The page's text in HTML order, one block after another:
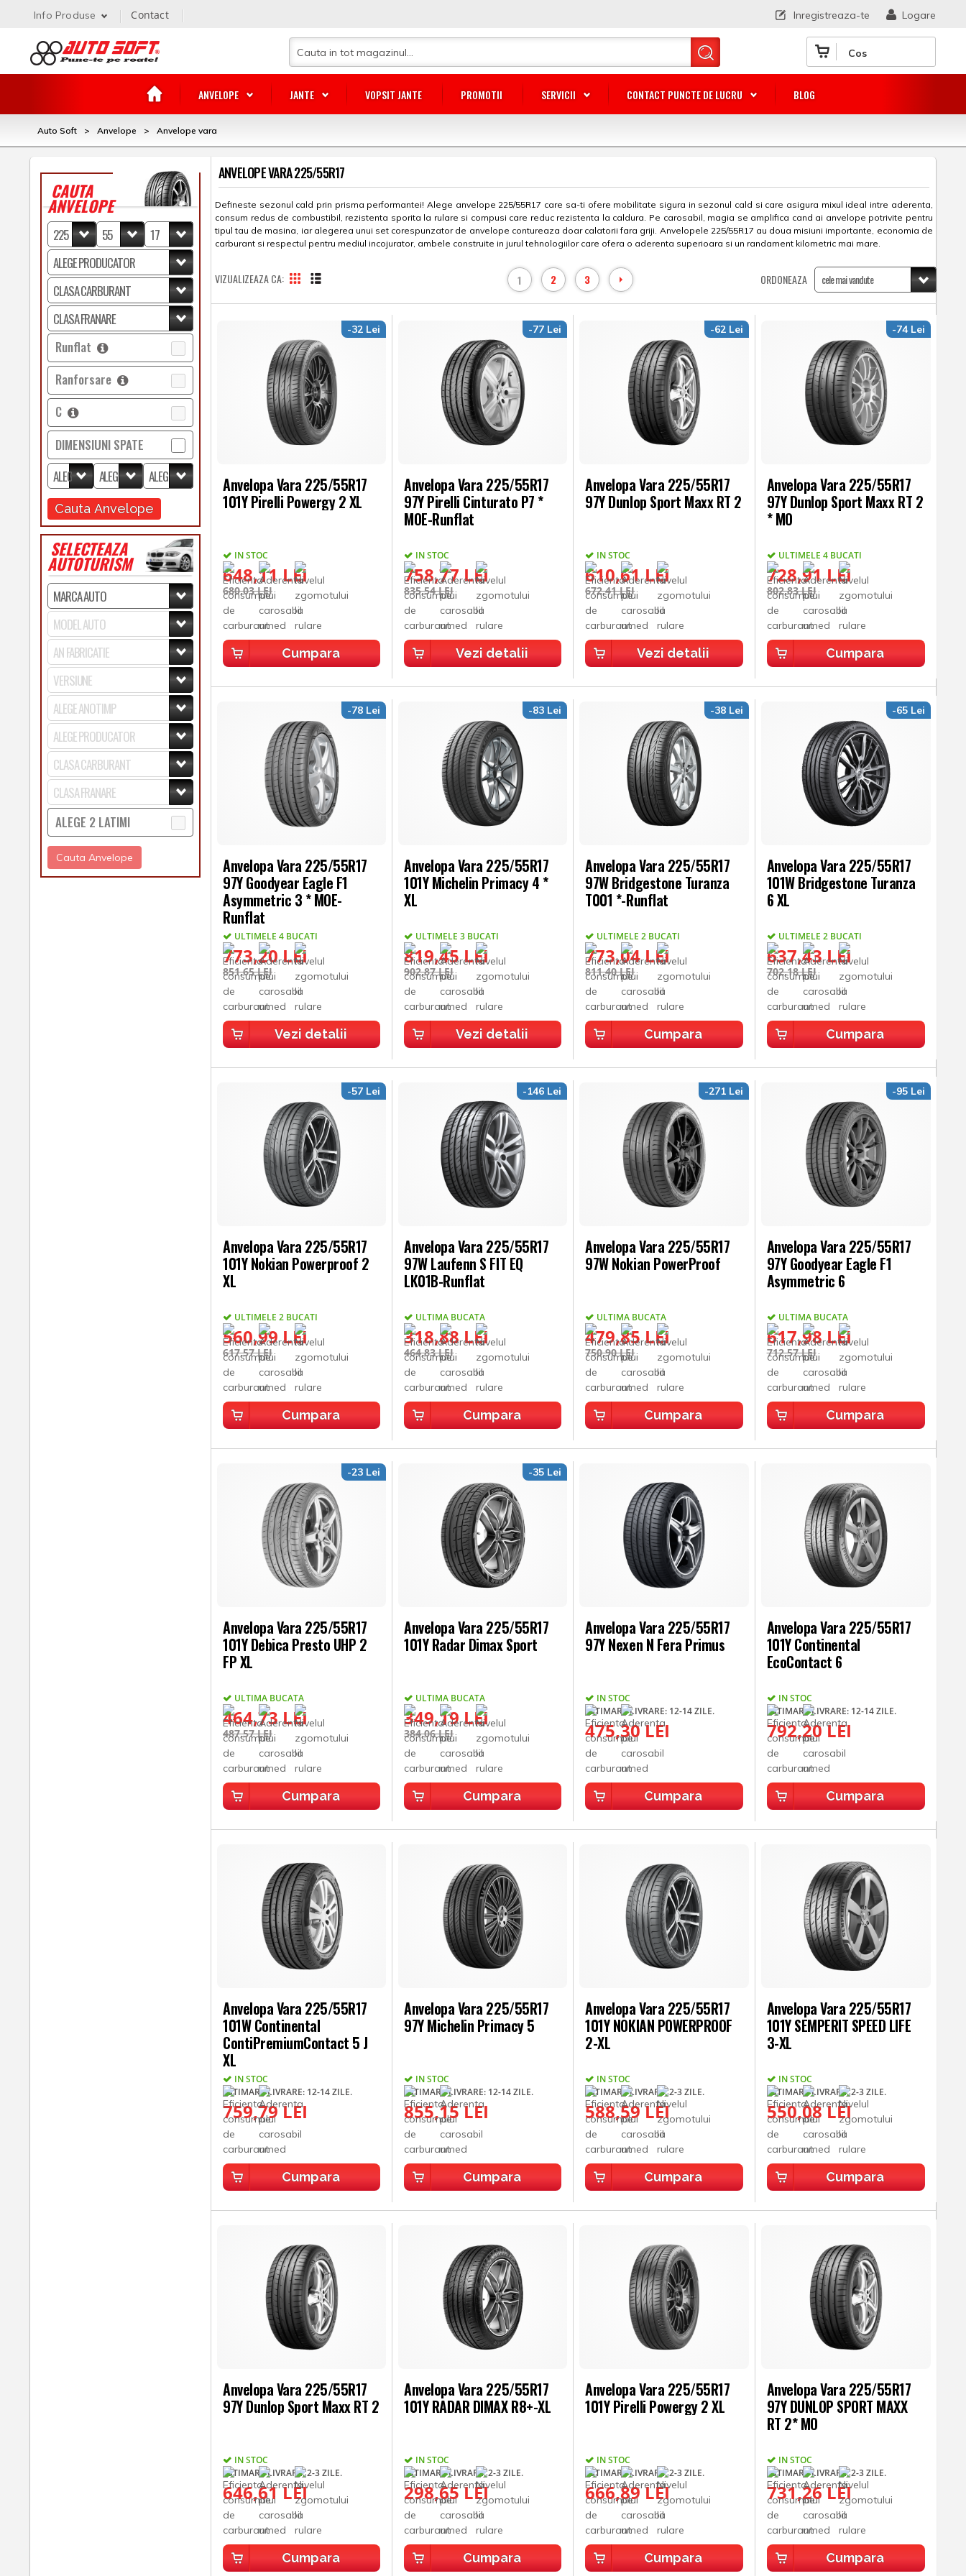
Cos
ANVELOPE JANTE VOPSIT JANTE PROMOTII SERVICII CONTACT PUNCTE DE LUCRU BLOG
Logare
Inregistreaza-te
Info Produse Contact
Auto Soft > Anvelope > Anvelope vara
CAUTA
ANVELOPE
Runflat
Ranforsare
C
DIMENSIUNI SPATE
Cauta Anvelope
SELECTEAZA
AUTOTURISM
ALEGE 2 LATIMI
Cauta Anvelope
ANVELOPE VARA 225/55R17
Defineste sezonul cald prin prisma performantei! Alege anvelope 225/55R17 care sa-ti ofere mobilitate sigura in sezonul cald si care asigura mixul ideal intre aderenta,
consum redus de combustibil, rezistenta sporita la rulare si compusi care reduc rezistenta la caldura. Pe carosabil, magia se amplifica cand ai anvelope potrivite pentru
tipul tau de masina, iar alegerea unui set corespunzator de anvelope contureaza doar calatorii fara griji. Anvelopele 225/55R17 au doua misiuni importante, economia de
carburant si respectul pentru mediul incojurator, ambele construite in jurul tehnologiilor care ofera o aderenta superioara si un randament kilometric mai mare.
VIZUALIZEAZA CA ORDONEAZA
1 2 3
Anvelopa Vara 225/55R17
101Y Pirelli Powergy 2 XL
IN STOC
648,11 LEI
-32 Lei
680,03 LEI
Cumpara
Anvelopa Vara 225/55R17
97Y Pirelli Cinturato P7 *
MOE-Runflat
IN STOC
758,77 LEI
-77 Lei
835,54 LEI
Vezi detalii
Anvelopa Vara 225/55R17
97Y Dunlop Sport Maxx RT 2
IN STOC
610,61 LEI
-62 Lei
672,41 LEI
Vezi detalii
Anvelopa Vara 225/55R17
97Y Dunlop Sport Maxx RT 2
* MO
ULTIMELE 4 BUCATI
728,91 LEI
-74 Lei
802,83 LEI
Cumpara
Anvelopa Vara 225/55R17
97Y Goodyear Eagle F1
Asymmetric 3 * MOE-
Runflat
ULTIMELE 4 BUCATI
773,20 LEI
-78 Lei
851,65 LEI
Vezi detalii
Anvelopa Vara 225/55R17
101Y Michelin Primacy 4 *
XL
ULTIMELE 3 BUCATI
819,45 LEI
-83 Lei
902,87 LEI
Vezi detalii
Anvelopa Vara 225/55R17
97W Bridgestone Turanza
T001 *-Runflat
ULTIMELE 2 BUCATI
773,04 LEI
-38 Lei
811,40 LEI
Cumpara
Anvelopa Vara 225/55R17
101W Bridgestone Turanza
6 XL
ULTIMELE 2 BUCATI
637,43 LEI
-65 Lei
702,18 LEI
Cumpara
Anvelopa Vara 225/55R17
101Y Nokian Powerproof 2
XL
ULTIMELE 2 BUCATI
560,99 LEI
-57 Lei
617,57 LEI
Cumpara
Anvelopa Vara 225/55R17
97W Laufenn S FIT EQ
LK01B-Runflat
ULTIMA BUCATA
318,88 LEI
-146 Lei
464,83 LEI
Cumpara
Anvelopa Vara 225/55R17
97W Nokian PowerProof
ULTIMA BUCATA
479,85 LEI
-271 Lei
750,90 LEI
Cumpara
Anvelopa Vara 225/55R17
97Y Goodyear Eagle F1
Asymmetric 6
ULTIMA BUCATA
617,98 LEI
-95 Lei
712,57 LEI
Cumpara
Anvelopa Vara 225/55R17
101Y Debica Presto UHP 2
FP XL
ULTIMA BUCATA
464,73 LEI
-23 Lei
487,57 LEI
Cumpara
Anvelopa Vara 225/55R17
101Y Radar Dimax Sport
ULTIMA BUCATA
349,19 LEI
-35 Lei
384,06 LEI
Cumpara
Anvelopa Vara 225/55R17
97Y Nexen N Fera Primus
IN STOC
ESTIMARE LIVRARE: 12-14 ZILE.
475,30 LEI
Cumpara
Anvelopa Vara 225/55R17
101Y Continental
EcoContact 6
IN STOC
ESTIMARE LIVRARE: 12-14 ZILE.
792,20 LEI
Cumpara
Anvelopa Vara 225/55R17
101W Continental
ContiPremiumContact 5 J
XL
IN STOC
ESTIMARE LIVRARE: 12-14 ZILE.
759,79 LEI
Cumpara
Anvelopa Vara 225/55R17
97Y Michelin Primacy 5
IN STOC
ESTIMARE LIVRARE: 12-14 ZILE.
855,15 LEI
Cumpara
Anvelopa Vara 225/55R17
101Y NOKIAN POWERPROOF
2-XL
IN STOC
ESTIMARE LIVRARE: 2-3 ZILE.
588,59 LEI
Cumpara
Anvelopa Vara 225/55R17
101Y SEMPERIT SPEED LIFE
3-XL
IN STOC
ESTIMARE LIVRARE: 2-3 ZILE.
550,08 LEI
Cumpara
Anvelopa Vara 225/55R17
97Y Dunlop Sport Maxx RT 2
IN STOC
ESTIMARE LIVRARE: 2-3 ZILE.
646,61 LEI
Cumpara
Anvelopa Vara 225/55R17
101Y RADAR DIMAX R8+-XL
IN STOC
ESTIMARE LIVRARE: 2-3 ZILE.
298,65 LEI
Cumpara
Anvelopa Vara 225/55R17
101Y Pirelli Powergy 2 XL
IN STOC
ESTIMARE LIVRARE: 2-3 ZILE.
666,89 LEI
Cumpara
Anvelopa Vara 225/55R17
97Y DUNLOP SPORT MAXX
RT 2* MO
IN STOC
ESTIMARE LIVRARE: 2-3 ZILE.
731,26 LEI
Cumpara